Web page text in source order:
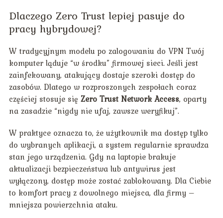
Dlaczego Zero Trust lepiej pasuje do
pracy hybrydowej?
W tradycyjnym modelu po zalogowaniu do VPN Twój
komputer ląduje “w środku” firmowej sieci. Jeśli jest
zainfekowany, atakujący dostaje szeroki dostęp do
zasobów. Dlatego w rozproszonych zespołach coraz
częściej stosuje się Zero Trust Network Access, oparty
na zasadzie “nigdy nie ufaj, zawsze weryfikuj”.
W praktyce oznacza to, że użytkownik ma dostęp tylko
do wybranych aplikacji, a system regularnie sprawdza
stan jego urządzenia. Gdy na laptopie brakuje
aktualizacji bezpieczeństwa lub antywirus jest
wyłączony, dostęp może zostać zablokowany. Dla Ciebie
to komfort pracy z dowolnego miejsca, dla firmy –
mniejsza powierzchnia ataku.